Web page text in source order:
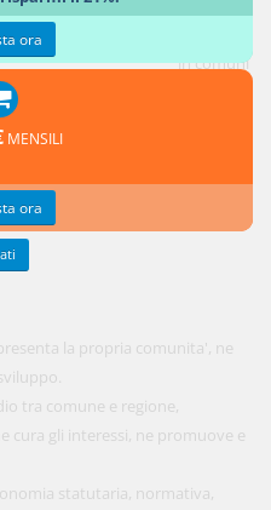
in comuni
la propria comunita', ne
tra comune e regione,
cura gli interessi, ne promuove e
statutaria, normativa,
ora
MENSILI
ora